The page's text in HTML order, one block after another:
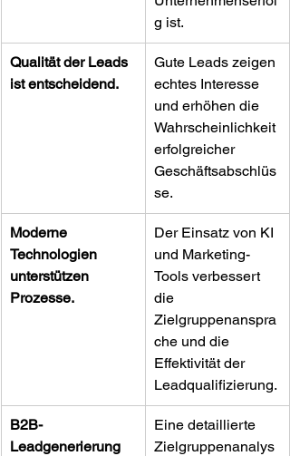
g ist.
Qualität der Leads
ist entscheidend.
Gute Leads zeigen
echtes Interesse
und erhöhen die
Wahrscheinlichkeit
erfolgreicher
Geschäftsabschlüs
se.
Moderne
Technologien
unterstützen
Prozesse.
Der Einsatz von KI
und Marketing-
Tools verbessert
die
Zielgruppenanspra
che und die
Effektivität der
Leadqualifizierung.
B2B-
Leadgenerierung
Eine detaillierte
Zielgruppenanalys